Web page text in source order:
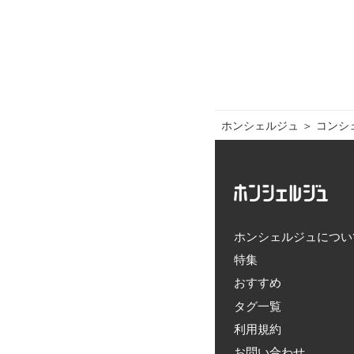
ホンシェルジュ ＞ コンシ
ホンシェルジュについ
特集
おすすめ
タグ一覧
利用規約